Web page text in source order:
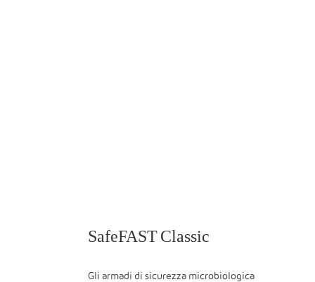
SafeFAST Classic
Gli armadi di sicurezza microbiologica